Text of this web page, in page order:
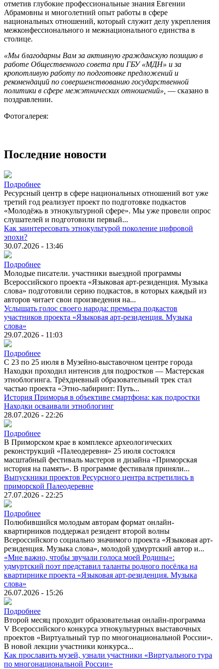
отметив глубокие профессиональные знания Евгении
Абрамовны и многолетний опыт работы в сфере
национальных отношений, который служит делу укрепления
межконфессионального и межнационального единства в
столице.
«Мы благодарны Вам за активную гражданскую позицию в
работе Общественного совета при ГБУ «МДН» и за
кропотливую работу по подготовке предложений и
рекомендаций по совершенствованию государственной
политики в сфере межэтнических отношений», ― сказано в
поздравлении.
Фотогалерея:
Последние новости
Подробнее
Ресурсный центр в сфере национальных отношений вот уже
третий год реализует проект по подготовке подкастов
«Молодёжь в этнокультурной сфере». Мы уже провели опрос
слушателей и подготовили первый...
Как заинтересовать этнокультурой поколение цифровой
эпохи?
30.07.2026 - 13:46
Подробнее
Молодые писатели. участники выездной программы
Всероссийского проекта «Языковая арт-резиденция. Музыка
слова» подготовили серию подкастов, в которых каждый из
авторов читает свои произведения на...
Услышать голос своего народа: премьера подкастов
участников проекта «Языковая арт-резиденция. Музыка
слова»
29.07.2026 - 11:03
Подробнее
С 23 по 25 июля в Музейно-выставочном центре города
Находки проходил интенсив для подростков — Мастерская
этноблогинга. Трёхдневный образовательный трек стал
частью проекта «Этно-лабиринт: Путь...
История Приморья в объективе смартфона: как подростки
Находки осваивали этноблогинг
28.07.2026 - 22:26
Подробнее
В Приморском крае в комплексе археологических
реконструкций «Палеодеревня» 25 июля состоялся
масштабный фестиваль мастеров и дизайна «Приморская
история на память». В программе фестиваля приняли...
Выпускники проектов Ресурсного центра встретились в
приморской Палеодеревне
27.07.2026 - 22:25
Подробнее
Полюбившийся молодым авторам формат онлайн-
квартирников поддержал резидент второй волны
Всероссийского социально значимого проекта «Языковая арт-
резиденция. Музыка слова», молодой удмуртский автор и...
«Мне важно, чтобы звучали голоса моей Родины»:
удмуртский поэт представил таланты родного посёлка на
квартирнике проекта «Языковая арт-резиденция. Музыка
слова»
26.07.2026 - 15:26
Подробнее
Второй месяц проходит образовательная онлайн-программа
V Всероссийского конкурса этнокультурных выставочных
проектов «Виртуальный тур по многонациональной России».
В новой лекции участники конкурса...
Как прославить музей, узнали участники «Виртуального тура
по многонациональной России»